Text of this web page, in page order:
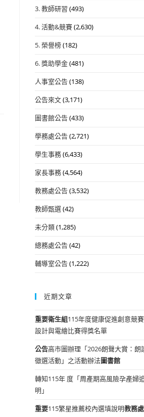
3. 教師研習 (493)
4. 活動&競賽(2,630)
5. 榮譽榜(182)
6. 獎助學金(481)
人事室公告(138)
公告來文(3,171)
圖書館公告(433)
學務處公告(2,721)
學生事務(6,433)
家長事務(4,564)
教務處公告(3,532)
教師甄選(42)
未分類(1,285)
總務處公告(42)
輔導室公告(1,222)
近期文章
重要衛生組115年度健康促進創意競
設計與電繪比賽得獎名單
公告高市圖辦理「2026朗聲大賞：朗
徵選活動」之活動辦法圖書館
轉知115年 度「周產期高風險孕產婦
明」
重要115繁星推薦校內選填說明教務處